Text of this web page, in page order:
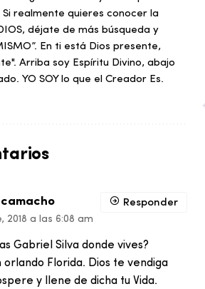
realmente quieres conocer la
déjate de más búsqueda y
En ti está Dios presente,
Arriba soy Espíritu Divino, abajo
YO SOY lo que el Creador Es.
2018 a las 6:08 am
Gabriel Silva donde vives?
orlando Florida. Dios te vendiga
y llene de dicha tu Vida.
Responder